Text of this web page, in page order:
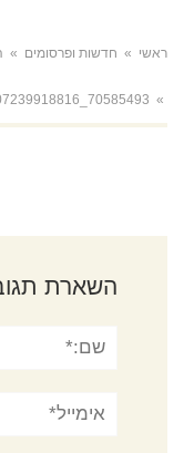
ראשי » חדשות ופרסומים »
»
70585493_2567707239918816_4578229872458989568_n
השארת
אימייל*